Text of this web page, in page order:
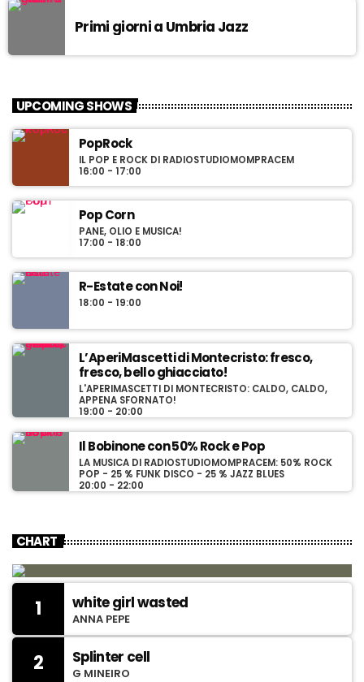
Primi giorni a Umbria Jazz
UPCOMING SHOWS
PopRock
IL POP E ROCK DI RADIOSTUDIOMOMPRACEM
16:00 - 17:00
Pop Corn
PANE, OLIO E MUSICA!
17:00 - 18:00
R-Estate con Noi!
18:00 - 19:00
L’AperiMascetti di Montecristo: fresco,
fresco, bello ghiacciato!
L'APERIMASCETTI DI MONTECRISTO: CALDO, CALDO,
APPENA SFORNATO!
19:00 - 20:00
Il Bobinone con 50% Rock e Pop
LA MUSICA DI RADIOSTUDIOMOMPRACEM: 50% ROCK
POP - 25 % FUNK DISCO - 25 % JAZZ BLUES
20:00 - 22:00
CHART
1 white girl wasted
ANNA PEPE
2 Splinter cell
G MINEIRO